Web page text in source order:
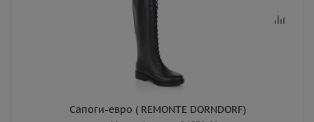
Сапоги-евро ( REMONTE DORNDORF)